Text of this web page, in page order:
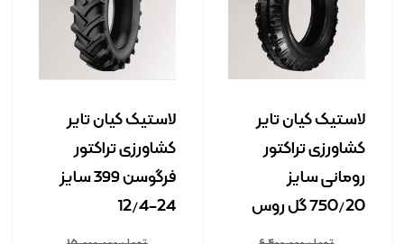
لاستیک کیان تایر
کشاورزی تراکتور
رومانی سایز
750/20 گل روس
لاستیک کیان تایر
کشاورزی تراکتور
فرگوسن 399 سایز
24-12/4